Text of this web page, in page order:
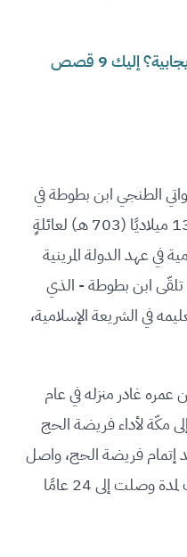
هل تحتاج إلى بعض الإيجابية؟ إليك 9 قصص
الطنجي ابن بطوطة في
مدينة طنجة في المغرب في عام 1304 ميلاديًا (703 هـ) لعائلةٍ
في عهد الدولة المرينية
ابن بطوطة - الذي
في الشريعة الإسلامية،
عمره غادر منزله في عام
مكّة لأداء فريضة الحج
16 شهرًا. بعد إتمام فريضة الحج، واصل
ابن بطوطة رحلته ولم يعُد إلى المغرب لمدة وصلت إلى 24 عامًا